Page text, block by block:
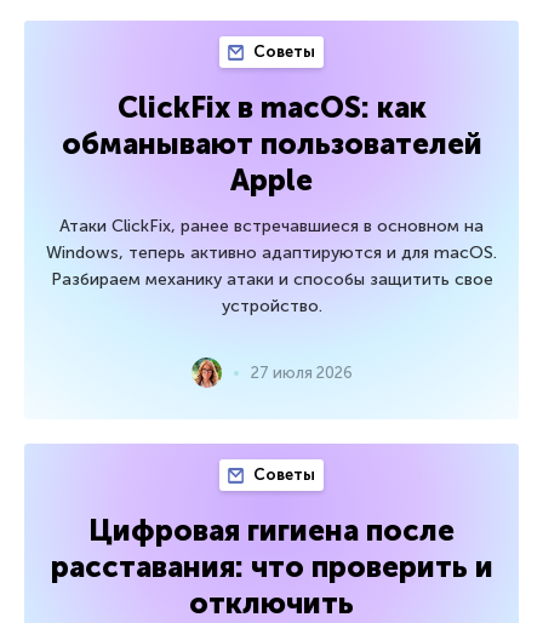
Советы
ClickFix в macOS: как
обманывают пользователей
Apple
Атаки ClickFix, ранее встречавшиеся в основном на
Windows, теперь активно адаптируются и для macOS.
Разбираем механику атаки и способы защитить свое
устройство.
27 июля 2026
Советы
Цифровая гигиена после
расставания: что проверить и
отключить